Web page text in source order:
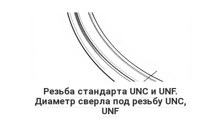
Резьба стандарта UNC и UNF.
Диаметр сверла под резьбу UNC,
UNF